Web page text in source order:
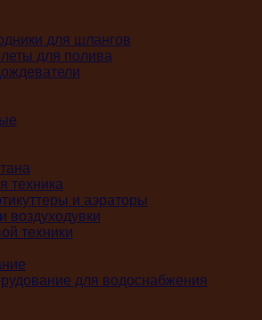
для шлангов
для полива
техника
и аэраторы
техники
для водоснабжения